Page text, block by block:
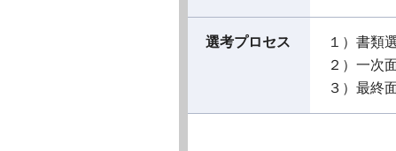
選考プロセス
１）書類
２）一次
３）最終